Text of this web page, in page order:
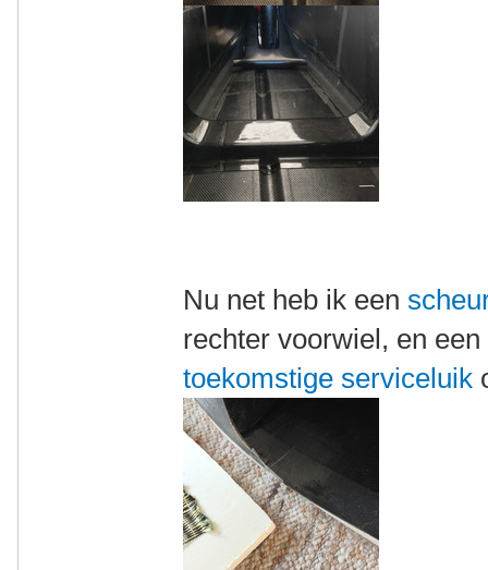
Nu net heb ik een
rechter voorwiel, en
toekomstige serviceluik